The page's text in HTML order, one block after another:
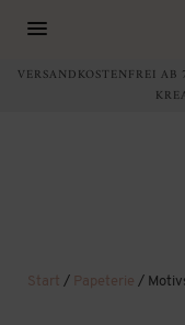
VERSANDKOSTENFREI
Start / Papeterie /